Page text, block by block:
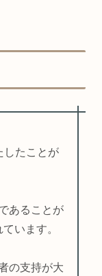
したことが
あることが
います。
の支持が大